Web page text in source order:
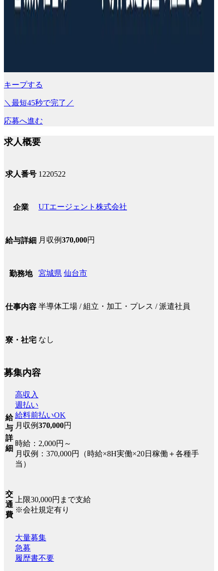
キープする
＼最短45秒で完了／
応募へ進む
求人概要
求人番号 1220522
企業 UTエージェント株式会社
給与詳細 月収例370,000円
勤務地 宮城県 仙台市
仕事内容 半導体工場 / 組立・加工・プレス / 派遣社員
寮・社宅 なし
募集内容
給
与
詳
細
高収入
週払い
給料前払いOK
月収例370,000円
時給：2,000円～
月収例：370,000円（時給×8H実働×20日稼働＋各種手
当）
交
通
費
上限30,000円まで支給
※会社規定有り
大量募集
急募
履歴書不要